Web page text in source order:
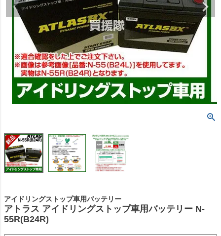
アイドリングストップ車用バッテリー
アトラス アイドリングストップ車用バッテリー N-
55R(B24R)